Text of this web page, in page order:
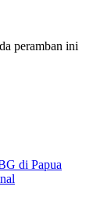
peramban ini
di Papua